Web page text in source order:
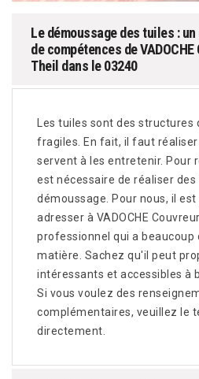
Le démoussage des tuiles :
de compétences de
Theil dans le 03240
Les tuiles sont des structures
fragiles. En fait, il faut
servent à les entretenir. Pour
est nécessaire de réaliser des
démoussage. Pour nous, il
adresser à VADOCHE
professionnel qui a beaucoup
matière. Sachez qu'il peut
intéressants et accessibles à
Si vous voulez des
complémentaires, veuillez le
directement.